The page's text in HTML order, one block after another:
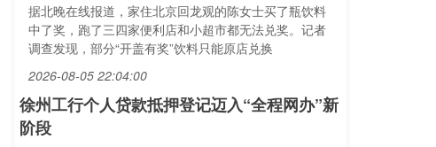
据北晚在线报道，家住北京回龙观的陈女士买了瓶饮料
中了奖，跑了三四家便利店和小超市都无法兑奖。记者
调查发现，部分“开盖有奖”饮料只能原店兑换
2026-08-05 22:04:00
徐州工行个人贷款抵押登记迈入“全程网办”新
阶段